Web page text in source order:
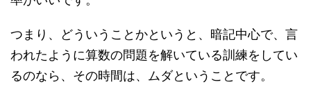
つまり、どういうことかというと、暗記中心で、言
われたように算数の問題を解いている訓練をしてい
るのなら、その時間は、ムダということです。